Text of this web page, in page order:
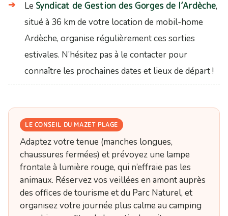
Le Syndicat de Gestion des Gorges de l’Ardèche,
situé à 36 km de votre location de mobil-home
Ardèche, organise régulièrement ces sorties
estivales. N’hésitez pas à le contacter pour
connaître les prochaines dates et lieux de départ !
LE CONSEIL DU MAZET PLAGE
Adaptez votre tenue (manches longues,
chaussures fermées) et prévoyez une lampe
frontale à lumière rouge, qui n’effraie pas les
animaux. Réservez vos veillées en amont auprès
des offices de tourisme et du Parc Naturel, et
organisez votre journée plus calme au camping